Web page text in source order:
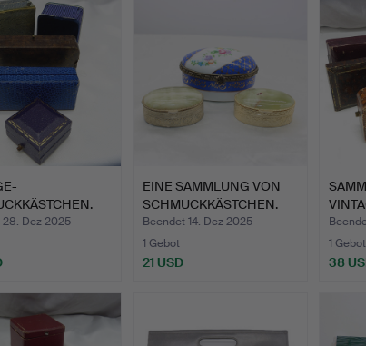
28. Dez 2025
EINE SAMMLUNG VON
SCHMUCKKÄSTCHEN.
Beendet 14. Dez 2025
1 Gebot
21 USD
1 Gebot
38